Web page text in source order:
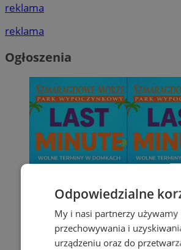
reklama
reklama
Ogłoszenia
Odpowiedzialne
My i nasi partnerzy
przechowywania i
urządzeniu oraz do